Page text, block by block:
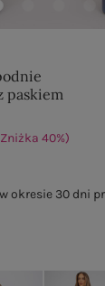
paskiem
40%)
okresie 30 dni